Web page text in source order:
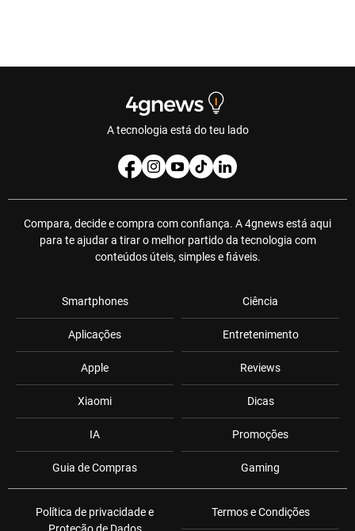
A tecnologia está do teu lado
Compara, decide e compra com confiança. A 4gnews está aqui
para te ajudar a tirar o melhor partido da tecnologia com
conteúdos úteis, simples e fiáveis.
Smartphones
Aplicações
Apple
Xiaomi
IA
Guia de Compras
Ciência
Entretenimento
Reviews
Dicas
Promoções
Gaming
Política de privacidade e
Termos e Condições